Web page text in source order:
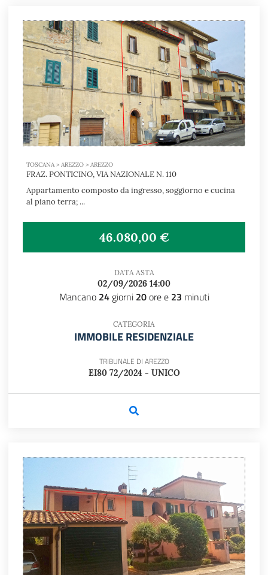
TOSCANA > AREZZO > AREZZO
FRAZ. PONTICINO, VIA NAZIONALE N. 110
Appartamento composto da ingresso, soggiorno e cucina
al piano terra; ...
46.080,00 €
DATA ASTA
02/09/2026 14:00
Mancano 24giorni 20ore e 23 minuti
CATEGORIA
IMMOBILE RESIDENZIALE
TRIBUNALE DI AREZZO
EI80 72/2024 - UNICO